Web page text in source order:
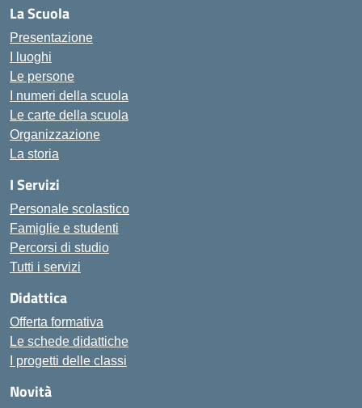
La Scuola
Presentazione
I luoghi
Le persone
I numeri della scuola
Le carte della scuola
Organizzazione
La storia
I Servizi
Personale scolastico
Famiglie e studenti
Percorsi di studio
Tutti i servizi
Didattica
Offerta formativa
Le schede didattiche
I progetti delle classi
Novità